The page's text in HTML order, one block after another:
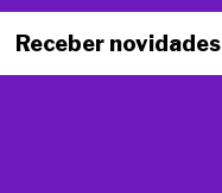
Receber novidades